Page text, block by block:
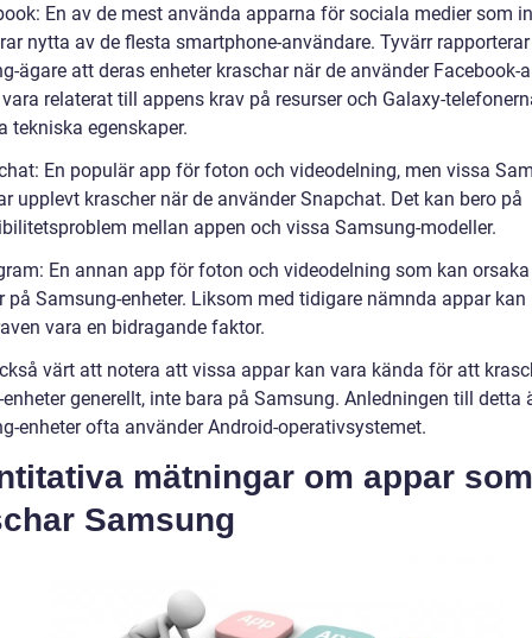
En av de mest använda apparna för sociala medier som
nytta av de flesta smartphone-användare. Tyvärr
ägare att deras enheter kraschar när de använder Facebook-
relaterat till appens krav på resurser och Galaxy-
tekniska egenskaper.
En populär app för foton och videodelning, men vissa
upplevt krascher när de använder Snapchat. Det kan bero på
mellan appen och vissa Samsung-modeller.
En annan app för foton och videodelning som kan orsaka
på Samsung-enheter. Liksom med tidigare nämnda appar kan
vara en bidragande faktor.
värt att notera att vissa appar kan vara kända för att
generellt, inte bara på Samsung. Anledningen till detta
enheter ofta använder Android-operativsystemet.
mätningar om appar som
Samsung